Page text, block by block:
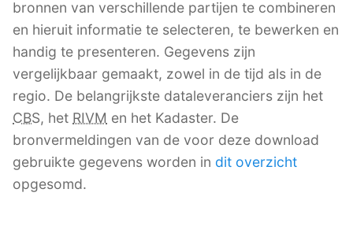
bronnen van verschillende partijen te combineren
en hieruit informatie te selecteren, te bewerken en
handig te presenteren. Gegevens zijn
vergelijkbaar gemaakt, zowel in de tijd als in de
regio. De belangrijkste dataleveranciers zijn het
CBS, het RIVM en het Kadaster. De
bronvermeldingen van de voor deze download
gebruikte gegevens worden in dit overzicht
opgesomd.